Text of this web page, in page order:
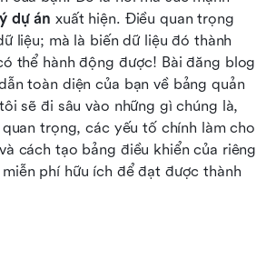
dự án xuất hiện. Điều quan trọng
liệu; mà là biến dữ liệu đó thành
thể hành động được! Bài đăng blog
toàn diện của bạn về bảng quản
sẽ đi sâu vào những gì chúng là,
trọng, các yếu tố chính làm cho
cách tạo bảng điều khiển của riêng
phí hữu ích để đạt được thành